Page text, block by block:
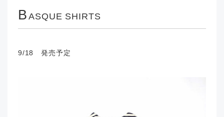
B ASQUE SHIRTS
9/18 発売予定